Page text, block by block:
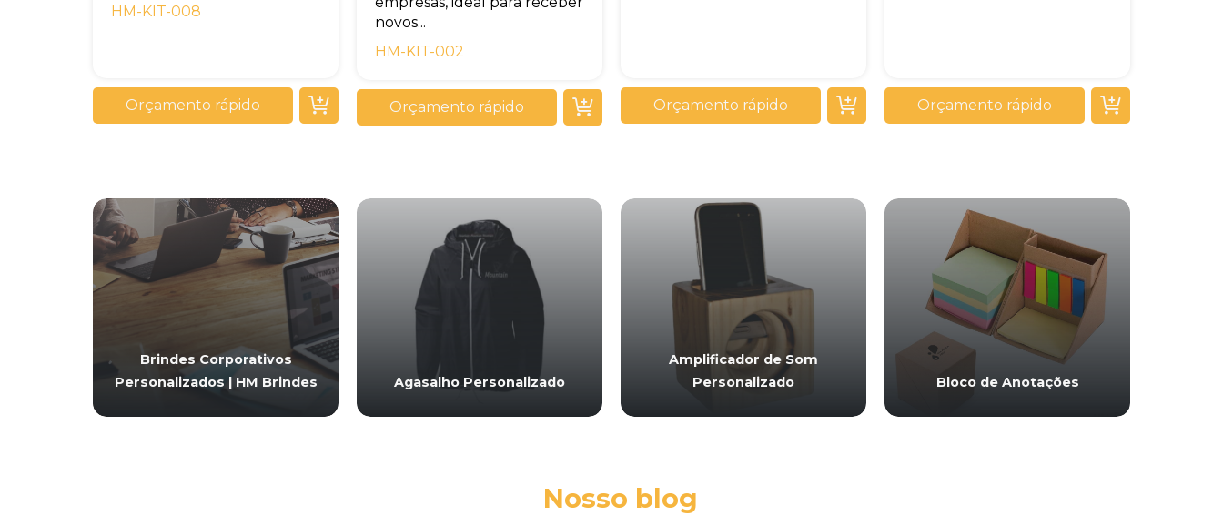
HM-KIT-008
Orçamento rápido
novos...
HM-KIT-002
Orçamento rápido Orçamento rápido Orçamento rápido
Brindes Corporativos
Personalizados | HM Brindes
Agasalho Personalizado
Amplificador de Som
Personalizado
Bloco de Anotações
Nosso blog